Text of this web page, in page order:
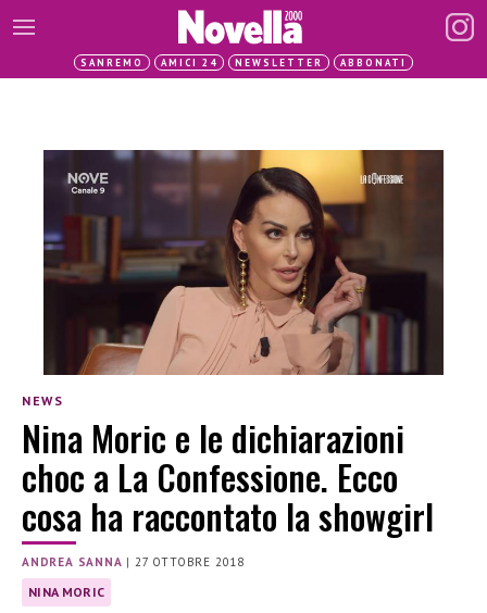
SANREMO AMICI 24 NEWSLETTER ABBONATI
NEWS
Nina Moric e le dichiarazioni
choc a La Confessione. Ecco
cosa ha raccontato la showgirl
ANDREA SANNA |27 OTTOBRE 2018
NINA MORIC